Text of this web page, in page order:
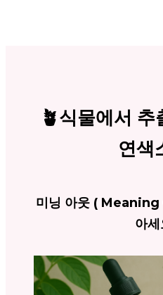
🪴식물에서 추
연색
미닝 아웃 ( Meaning
아